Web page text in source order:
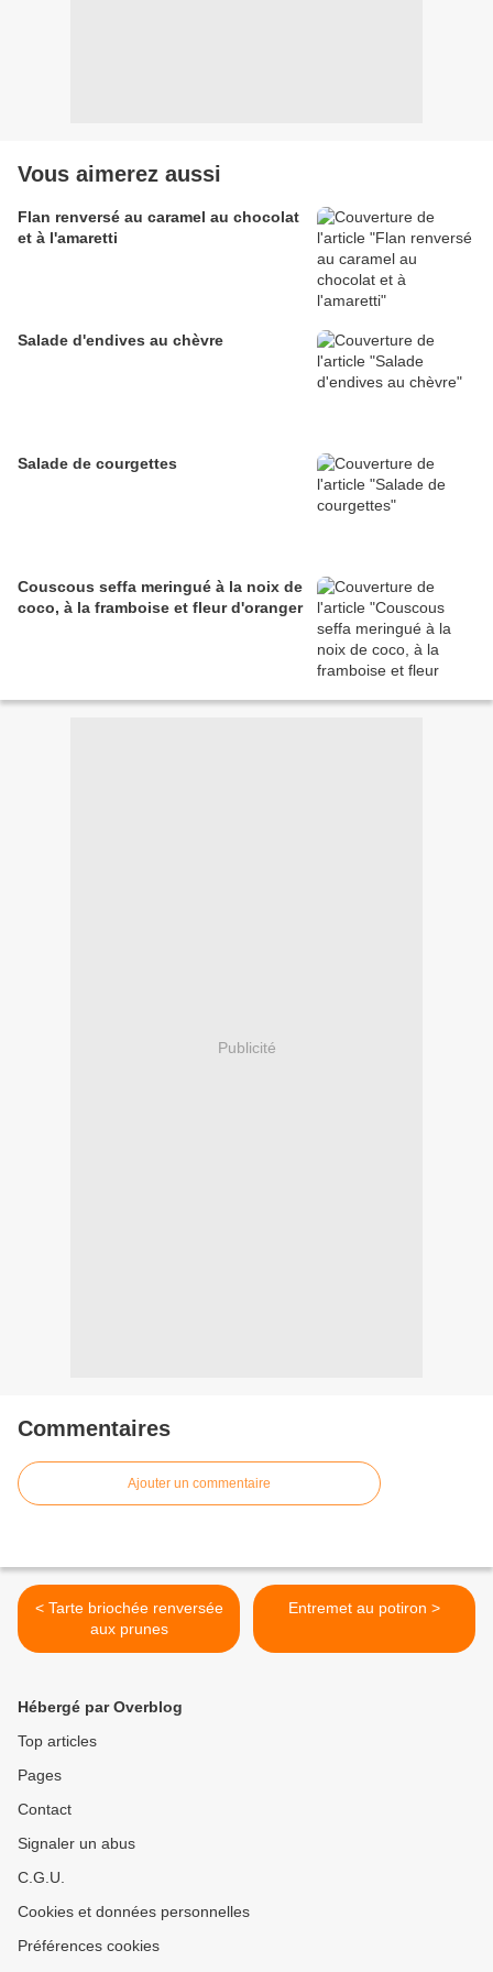
Vous aimerez aussi
Flan renversé au caramel au chocolat
et à l'amaretti
Salade d'endives au chèvre
Salade de courgettes
Couscous seffa meringué à la noix de
coco, à la framboise et fleur d'oranger
Publicité
Commentaires
Ajouter un commentaire
< Tarte briochée renversée
aux prunes
Entremet au potiron >
Hébergé par Overblog
Top articles
Pages
Contact
Signaler un abus
C.G.U.
Cookies et données personnelles
Préférences cookies